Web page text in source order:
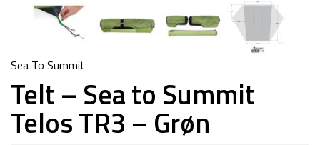
Sea To Summit
Telt – Sea to Summit
Telos TR3 – Grøn